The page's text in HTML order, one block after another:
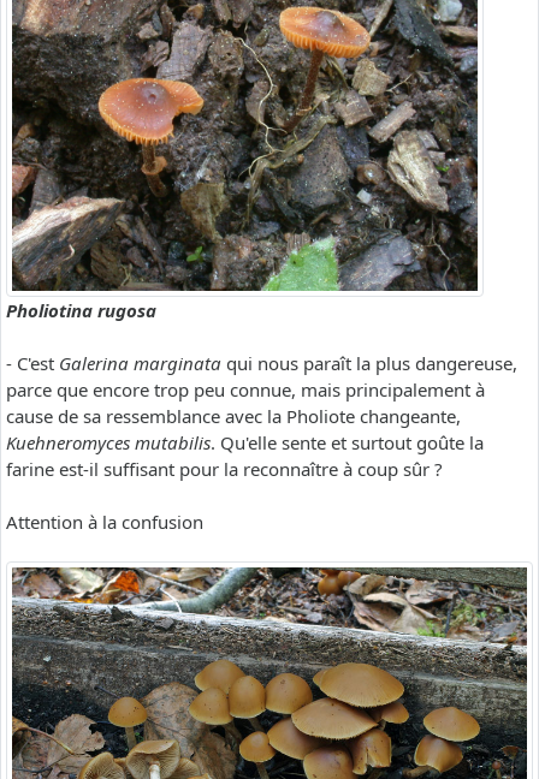
Pholiotina rugosa
- C'est Galerina marginata qui nous paraît la plus dangereuse,
parce que encore trop peu connue, mais principalement à
cause de sa ressemblance avec la Pholiote changeante,
Kuehneromyces mutabilis. Qu'elle sente et surtout goûte la
farine est-il suffisant pour la reconnaître à coup sûr ?
Attention à la confusion